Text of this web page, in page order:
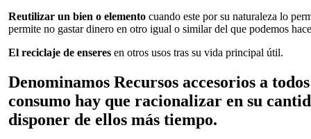
Reutilizar un bien o elemento cuando este por su naturaleza lo
permite no gastar dinero en otro igual o similar del que podemos
El reciclaje de enseres en otros usos tras su vida principal útil.
Denominamos Recursos accesorios a
consumo hay que racionalizar en su
disponer de ellos más tiempo.